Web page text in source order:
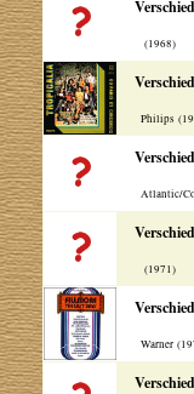
(1968)
Philips
Atlantic/
(1971)
Warner